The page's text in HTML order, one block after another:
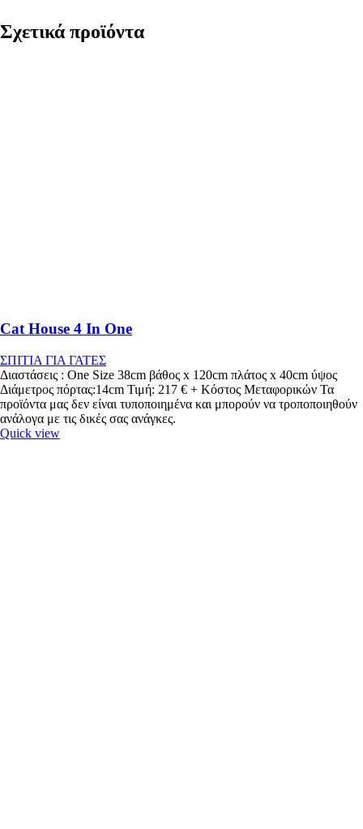
Σχετικά προϊόντα
Cat House 4 In One
ΣΠΙΤΙΑ ΓΙΑ ΓΑΤΕΣ
Διαστάσεις : One Size 38cm βάθος x 120cm πλάτος x 40cm ύψος
Διάμετρος πόρτας:14cm Τιμή: 217 € + Κόστος Μεταφορικών Τα
προϊόντα μας δεν είναι τυποποιημένα και μπορούν να τροποποιηθούν
ανάλογα με τις δικές σας ανάγκες.
Quick view